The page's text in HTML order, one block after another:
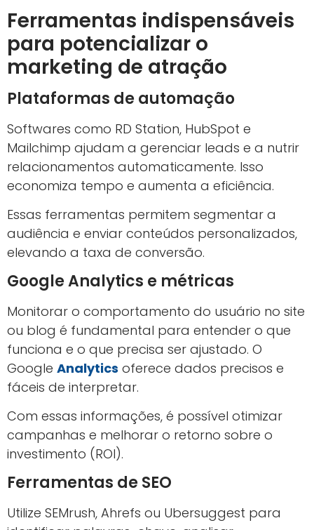
Ferramentas indispensáveis
para potencializar o
marketing de atração
Plataformas de automação
Softwares como RD Station, HubSpot e
Mailchimp ajudam a gerenciar leads e a nutrir
relacionamentos automaticamente. Isso
economiza tempo e aumenta a eficiência.
Essas ferramentas permitem segmentar a
audiência e enviar conteúdos personalizados,
elevando a taxa de conversão.
Google Analytics e métricas
Monitorar o comportamento do usuário no site
ou blog é fundamental para entender o que
funciona e o que precisa ser ajustado. O
Google Analytics oferece dados precisos e
fáceis de interpretar.
Com essas informações, é possível otimizar
campanhas e melhorar o retorno sobre o
investimento (ROI).
Ferramentas de SEO
Utilize SEMrush, Ahrefs ou Ubersuggest para